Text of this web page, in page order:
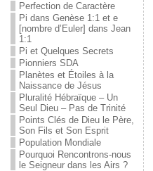
Perfection de Caractère
Pi dans Genèse 1:1 et e
[nombre d’Euler] dans Jean
1:1
Pi et Quelques Secrets
Pionniers SDA
Planètes et Étoiles à la
Naissance de Jésus
Pluralité Hébraïque – Un
Seul Dieu – Pas de Trinité
Points Clés de Dieu le Père,
Son Fils et Son Esprit
Population Mondiale
Pourquoi Rencontrons-nous
le Seigneur dans les Airs ?